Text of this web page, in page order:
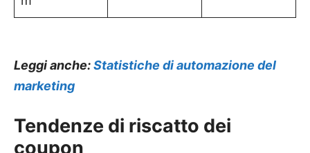
Leggi anche:Statistiche di automazione del
marketing
Tendenze di riscatto dei
coupon